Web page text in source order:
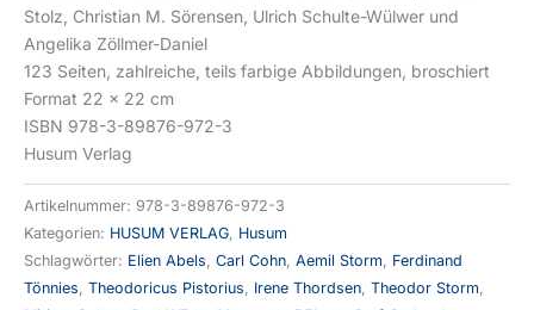
Stolz, Christian M. Sörensen, Ulrich Schulte-Wülwer und
Angelika Zöllmer-Daniel
123 Seiten, zahlreiche, teils farbige Abbildungen, broschiert
Format 22 x 22 cm
ISBN 978-3-89876-972-3
Husum Verlag
Artikelnummer: 978-3-89876-972-3
Kategorien: HUSUM VERLAG, Husum
Schlagwörter: Elien Abels, Carl Cohn, Aemil Storm, Ferdinand
Tönnies, Theodoricus Pistorius, Irene Thordsen, Theodor Storm,